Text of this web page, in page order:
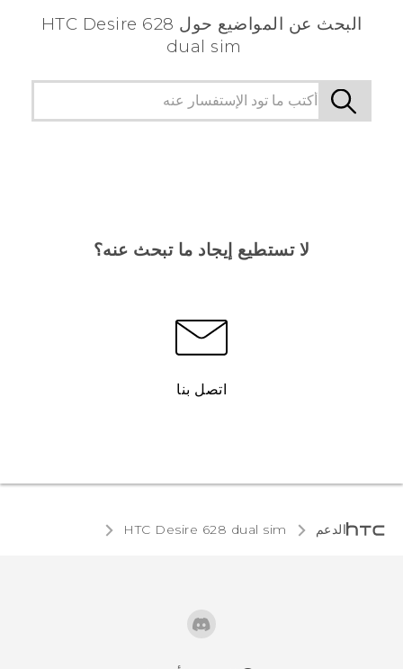
البحث عن المواضيع حول HTC Desire 628
dual sim
لا تستطيع إيجاد ما تبحث عنه؟
اتصل بنا
الدعم HTC Desire 628 dual sim‎